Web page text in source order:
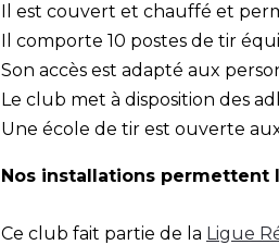
Il est couvert et chauffé et
Il comporte 10 postes de tir
Son accès est adapté aux
Le club met à disposition des
Une école de tir est ouverte
Nos installations permettent
Ce club fait partie de la Ligue